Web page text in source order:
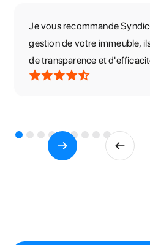
Je vous recommande
gestion de votre immeuble,
de transparence et